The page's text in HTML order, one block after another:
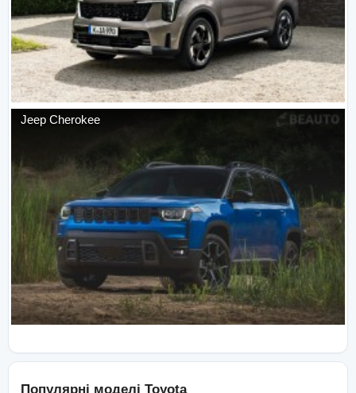
Jeep Cherokee
Популярні моделі Toyota